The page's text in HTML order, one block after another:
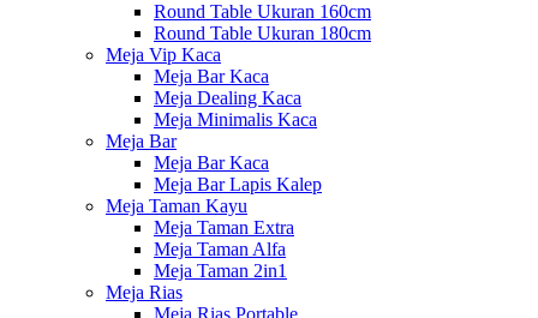
Round Table Ukuran 160cm
Round Table Ukuran 180cm
Meja Vip Kaca
Meja Bar Kaca
Meja Dealing Kaca
Meja Minimalis Kaca
Meja Bar
Meja Bar Kaca
Meja Bar Lapis Kalep
Meja Taman Kayu
Meja Taman Extra
Meja Taman Alfa
Meja Taman 2in1
Meja Rias
Meja Rias Portable